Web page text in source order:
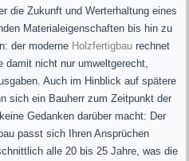
die Zukunft und Werterhaltung eines
Materialeigenschaften bis hin zu
der moderne Holzfertigbau rechnet
nicht nur umweltgerecht,
Auch im Hinblick auf spätere
sich ein Bauherr zum Zeitpunkt der
Gedanken darüber macht: Der
passt sich Ihren Ansprüchen
alle 20 bis 25 Jahre, was die